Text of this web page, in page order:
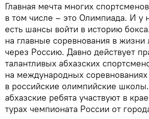
Главная мечта многих
в том числе – это Олимпиада. И у
есть шансы войти в историю
на главные соревнования в жизни
через Россию. Давно действует
талантливых абхазских
на международных
в российские олимпийские
абхазские ребята участвуют в
турах чемпионата России от